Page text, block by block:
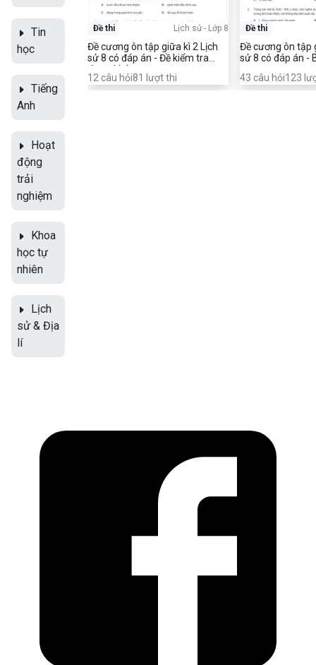
Tin
học
Tiếng
Anh
Hoạt
động
trải
nghiệm
Khoa
học tự
nhiên
Lịch
sử & Địa
lí
Đề thi Lịch sử- Lớp 8
Đề cương ôn tập giữa kì 2 Lịch
sử 8 có đáp án - Đề kiểm tra
tham khảo
12 câu hỏi81 lượt thi
Đề thi
Đề cương ôn tập
sử 8 có đáp án -
43 câu hỏi123